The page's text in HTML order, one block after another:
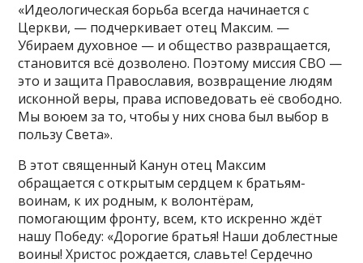
«Идеологическая борьба всегда начинается с
Церкви, — подчеркивает отец Максим. —
Убираем духовное — и общество развращается,
становится всё дозволено. Поэтому миссия СВО —
это и защита Православия, возвращение людям
исконной веры, права исповедовать её свободно.
Мы воюем за то, чтобы у них снова был выбор в
пользу Света».
В этот священный Канун отец Максим
обращается с открытым сердцем к братьям-
воинам, к их родным, к волонтёрам,
помогающим фронту, всем, кто искренно ждёт
нашу Победу: «Дорогие братья! Наши доблестные
воины! Христос рождается, славьте! Сердечно